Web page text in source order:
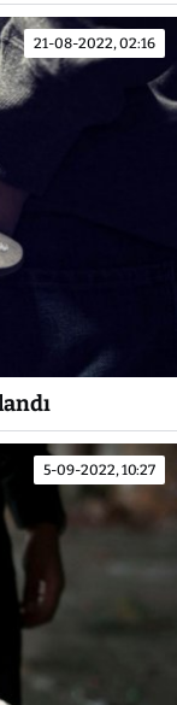
21-08-2022, 02:16
5-09-2022, 10:27